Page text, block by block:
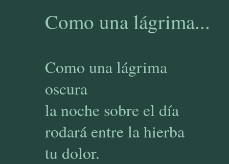
Como una lágrima...
Como una lágrima
oscura
la noche sobre el día
rodará entre la hierba
tu dolor.